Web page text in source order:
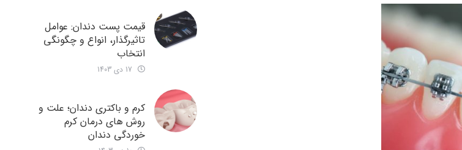
قیمت پست دندان: عوامل
تاثیرگذار، انواع و چگونگی
انتخاب
کرم و باکتری دندان؛ علت و
روش های درمان کرم
خوردگی دندان